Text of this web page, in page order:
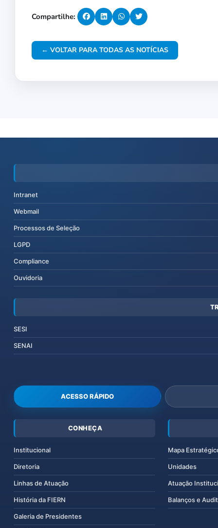
Compartilhe:
← VOLTAR PARA TODAS AS NOTÍCIAS
Intranet
Webmail
Processos de Seleção
LGPD
Compliance
Ouvidoria
SESI
SENAI
ACESSO RÁPIDO
CONHEÇA
Institucional
Diretoria
Linhas de Atuação
História da FIERN
Galeria de Presidentes
Mapa
Unidades
Atuação
Balanços e